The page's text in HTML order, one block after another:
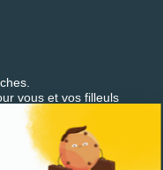
vous et vos filleuls